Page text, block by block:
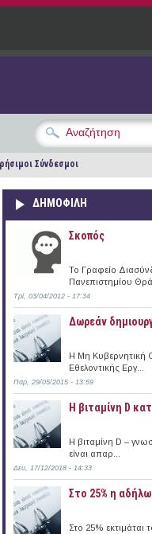
Σύνδεσμοι
ΔΗΜΟΦΙΛΗ
Σκοπός
Το Γραφείο
Πανεπιστημίου
Τρί, 03/04/2012 - 17:34
Δωρεάν
Η Μη Κυβερνητική
Εθελοντικής Εργ...
Παρ, 29/05/2015 - 13:59
Η βιταμίνη D
Η βιταμίνη D –
είναι απαρ...
Δευ, 17/12/2018 - 14:33
Στο 25% η
Στο 25%